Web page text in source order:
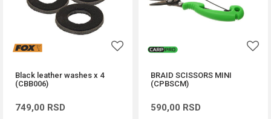
Black leather washes x 4
(CBB006)
749,00 RSD
BRAID SCISSORS MINI
(CPBSCM)
590,00 RSD